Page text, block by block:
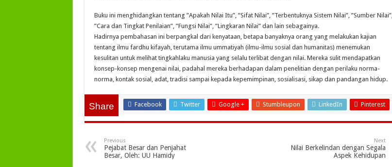
Buku ini menghidangkan tentang ”Apakah Nilai Itu”, ”Sifat Nilai”, ”Terbentuknya Sistem Nilai”, ”Sumber Nilai”,
”Cara dan Tingkat Penilaian”, ”Fungsi Nilai”, ”Lingkaran Nilai” dan lain sebagainya.
Hadirnya pembahasan ini berpangkal dari kenyataan, betapa banyaknya orang yang melakukan kajian
tentang ilmu fardhu kifayah, terutama ilmu ummatiyah (ilmu-ilmu sosial dan humanitas) menemukan
kesulitan untuk melihat tingkahlaku manusia yang selalu terlibat dengan nilai. Mereka sulit mendapatkan
konsep-konsep mengenai nilai, padahal mereka berhadapan dalam penelitian dengan perilaku norma-
norma, kontak sosial, adat, tradisi sampai kepada kepemimpinan, sosialisasi, sikap dan pandangan hidup.
Share Facebook Twitter Google + Stumbleupon LinkedIn Pinterest
Previous
Pejabat Besar dan Penjahat
Besar, Oleh: UU Hamidy
Next
Nilai Berkelindan dengan Segala
Aspek Kehidupan